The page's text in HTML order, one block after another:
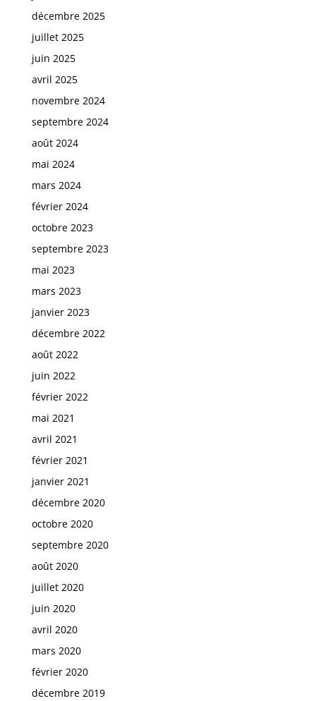
décembre 2025
juillet 2025
juin 2025
avril 2025
novembre 2024
septembre 2024
août 2024
mai 2024
mars 2024
février 2024
octobre 2023
septembre 2023
mai 2023
mars 2023
janvier 2023
décembre 2022
août 2022
juin 2022
février 2022
mai 2021
avril 2021
février 2021
janvier 2021
décembre 2020
octobre 2020
septembre 2020
août 2020
juillet 2020
juin 2020
avril 2020
mars 2020
février 2020
décembre 2019